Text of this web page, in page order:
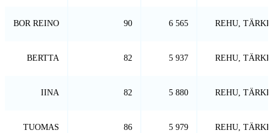
BOR REINO 90 6 565 REHU,
BERTTA 82 5 937 REHU,
IINA 82 5 880 REHU,
TUOMAS 86 5 979 REHU,